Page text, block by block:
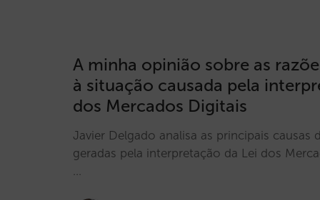
A minha opinião sobre as
à situação causada pela
dos Mercados Digitais
Javier Delgado analisa as principais causas
geradas pela interpretação da Lei dos
…